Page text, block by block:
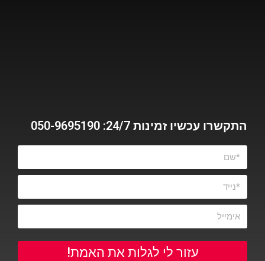
התקשרו עכשיו זמינות 24/7: 050-9695190
עזור לי לגלות את האמת!